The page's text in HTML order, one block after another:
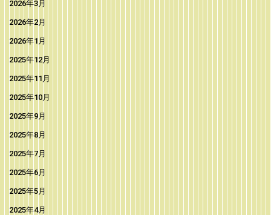
2026年3月
2026年2月
2026年1月
2025年12月
2025年11月
2025年10月
2025年9月
2025年8月
2025年7月
2025年6月
2025年5月
2025年4月